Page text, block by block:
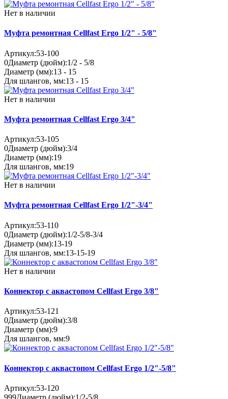
Нет в наличии
Муфта ремонтная Cellfast Ergo 1/2" - 5/8"
Артикул:53-100
0Диаметр (дюйм):1/2 - 5/8
Диаметр (мм):13 - 15
Для шлангов, мм:13 - 15
Нет в наличии
Муфта ремонтная Cellfast Ergo 3/4"
Артикул:53-105
0Диаметр (дюйм):3/4
Диаметр (мм):19
Для шлангов, мм:19
Нет в наличии
Муфта ремонтная Cellfast Ergo 1/2"-3/4"
Артикул:53-110
0Диаметр (дюйм):1/2-5/8-3/4
Диаметр (мм):13-19
Для шлангов, мм:13-15-19
Нет в наличии
Коннектор с аквастопом Cellfast Ergo 3/8"
Артикул:53-121
0Диаметр (дюйм):3/8
Диаметр (мм):9
Для шлангов, мм:9
Коннектор с аквастопом Cellfast Ergo 1/2"-5/8"
Артикул:53-120
999Диаметр (дюйм):1/2-5/8